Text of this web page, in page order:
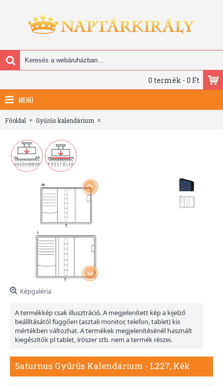
0 termék - 0 Ft
MENÜ
Főoldal Gyűrűs kalendárium
Képgaléria
A termékkép csak illusztráció. A megjelenített kép a kijelző
beállításától függően (asztali monitor, telefon, tablet) kis
mértékben változhat. A termékek megjelenítésénél használt
kiegészítők pl tablet, írószer stb. nem a termék részei.
Saturnus Gyűrűs Kalendárium - L227, Kék